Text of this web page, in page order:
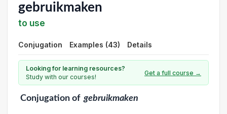
gebruikmaken
to use
Conjugation Examples (43) Details
Looking for learning resources?
Study with our courses!
Get a full course →
Conjugationof gebruikmaken